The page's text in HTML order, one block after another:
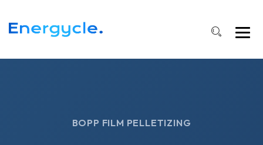
BOPP FILM PELLETIZING